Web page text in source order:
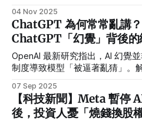
04 Nov 2025
ChatGPT 為何常常亂講
ChatGPT「幻覺」背後的
OpenAI 最新研究指出，AI 幻覺
制度導致模型「被逼著亂猜」。
07 Sep 2025
【科技新聞】Meta 暫停
後，投資人憂「燒錢換股